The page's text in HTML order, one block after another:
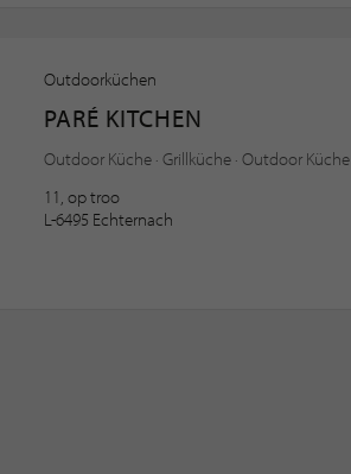
Outdoorküchen
PARÉ KITCHEN
Outdoor Küche · Grillküche · Outdoor Küche
11, op troo
L-6495 Echternach